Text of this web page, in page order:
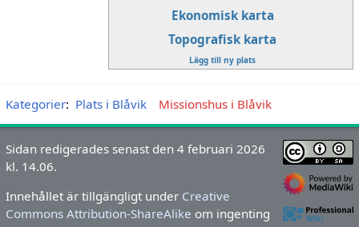
Ekonomisk karta
Topografisk karta
Lägg till ny plats
Kategorier: Plats i Blåvik Missionshus i Blåvik
Sidan redigerades senast den 4 februari 2026
kl. 14.06.
Innehållet är tillgängligt under Creative
Commons Attribution-ShareAlike om ingenting